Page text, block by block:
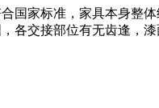
国家标准，家具本身整
各交接部位有无齿逢，